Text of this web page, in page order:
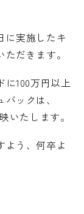
に実施したキ
だきます。
100万円以上
ックは、
いたします。
よう、何卒よ